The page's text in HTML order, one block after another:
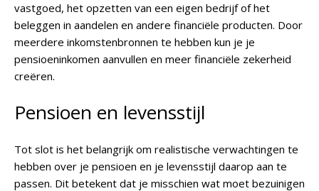
vastgoed, het opzetten van een eigen bedrijf of het
beleggen in aandelen en andere financiële producten. Door
meerdere inkomstenbronnen te hebben kun je je
pensioeninkomen aanvullen en meer financiële zekerheid
creëren.
Pensioen en levensstijl
Tot slot is het belangrijk om realistische verwachtingen te
hebben over je pensioen en je levensstijl daarop aan te
passen. Dit betekent dat je misschien wat moet bezuinigen